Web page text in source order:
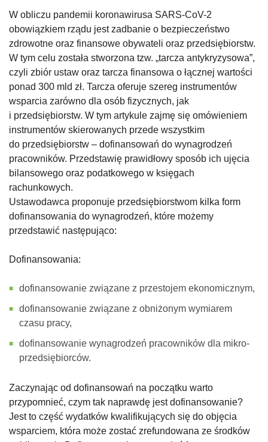
W obliczu pandemii koronawirusa SARS-CoV-2
obowiązkiem rządu jest zadbanie o bezpieczeństwo
zdrowotne oraz finansowe obywateli oraz przedsiębiorstw.
W tym celu została stworzona tzw. „tarcza antykryzysowa”,
czyli zbiór ustaw oraz tarcza finansowa o łącznej wartości
ponad 300 mld zł. Tarcza oferuje szereg instrumentów
wsparcia zarówno dla osób fizycznych, jak
i przedsiębiorstw. W tym artykule zajmę się omówieniem
instrumentów skierowanych przede wszystkim
do przedsiębiorstw – dofinansowań do wynagrodzeń
pracowników. Przedstawię prawidłowy sposób ich ujęcia
bilansowego oraz podatkowego w księgach
rachunkowych.
Ustawodawca proponuje przedsiębiorstwom kilka form
dofinansowania do wynagrodzeń, które możemy
przedstawić następująco:
Dofinansowania:
dofinansowanie związane z przestojem ekonomicznym,
dofinansowanie związane z obniżonym wymiarem
czasu pracy,
dofinansowanie wynagrodzeń pracowników dla mikro-
przedsiębiorców.
Zaczynając od dofinansowań na początku warto
przypomnieć, czym tak naprawdę jest dofinansowanie?
Jest to część wydatków kwalifikujących się do objęcia
wsparciem, która może zostać zrefundowana ze środków